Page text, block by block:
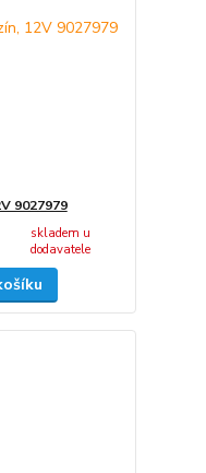
9027979
skladem u
dodavatele